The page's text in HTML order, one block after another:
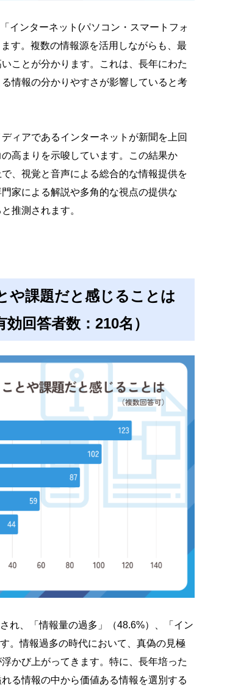
インターネット(パソコン・スマートフォ
す。複数の情報源を活用しながらも、最
ことが分かります。これは、長年にわた
情報の分かりやすさが影響していると考
ィアであるインターネットが新聞を上回
高まりを示唆しています。この結果か
、視覚と音声による総合的な情報提供を
家による解説や多角的な視点の提供な
推測されます。
や課題だと感じることは
回答者数：210名）
れ、「情報量の過多」（48.6%）、「イン
。情報過多の時代において、真偽の見極
かび上がってきます。特に、長年培った
る情報の中から価値ある情報を選別する